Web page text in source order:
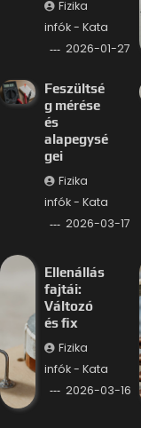
Fizika
infók - Kata
2026-01-27
Feszültsé
g mérése
és
alapegysé
gei
Fizika
infók - Kata
2026-03-17
Ellenállás
fajtái:
Változó
és fix
Fizika
infók - Kata
2026-03-16